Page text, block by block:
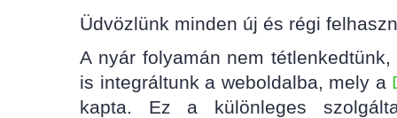
Üdvözlünk minden új és régi
A nyár folyamán nem
is integráltunk a weboldalba, mely a
kapta. Ez a különleges